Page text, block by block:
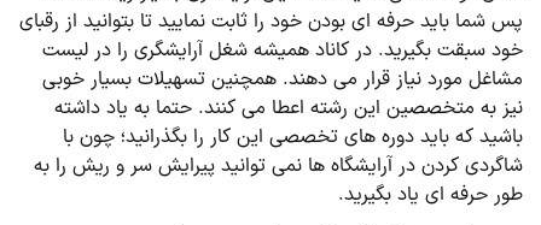
پس شما باید حرفه ای بودن خود را ثابت نمایید تا بتوانید از رقبای
خود سبقت بگیرید. در کاناد همیشه شغل آرایشگری را در لیست
مشاغل مورد نیاز قرار می دهند. همچنین تسهیلات بسیار خوبی
نیز به متخصصین این رشته اعطا می کنند. حتما به یاد داشته
باشید که باید دوره های تخصصی این کار را بگذرانید؛ چون با
شاگردی کردن در آرایشگاه ها نمی توانید پیرایش سر و ریش را به
طور حرفه ای یاد بگیرید.